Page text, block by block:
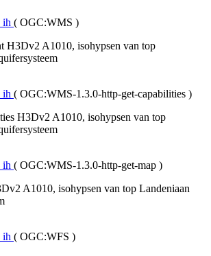
( OGC:WMS )
H3Dv2 A1010, isohypsen van top
( OGC:WMS-1.3.0-http-get-capabilities )
H3Dv2 A1010, isohypsen van top
( OGC:WMS-1.3.0-http-get-map )
A1010, isohypsen van top Landeniaan
( OGC:WFS )